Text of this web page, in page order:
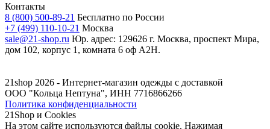
Контакты
8 (800) 500-89-21 Бесплатно по России
+7 (499) 110-10-21 Москва
sale@21-shop.ru Юр. адрес: 129626 г. Москва, проспект Мира,
дом 102, корпус 1, комната 6 оф А2Н.
21shop 2026 - Интернет-магазин одежды с доставкой
ООО "Кольца Нептуна", ИНН 7716866266
Политика конфиденциальности
21Shop и Cookies
На этом сайте используются файлы cookie. Нажимая